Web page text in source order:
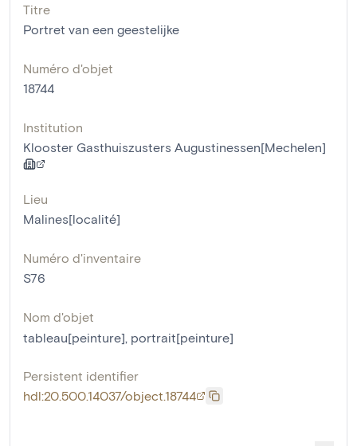
Titre
Portret van een geestelijke
Numéro d'objet
18744
Institution
Klooster Gasthuiszusters Augustinessen[Mechelen]
Lieu
Malines[localité]
Numéro d'inventaire
S76
Nom d'objet
tableau[peinture], portrait[peinture]
Persistent identifier
hdl:20.500.14037/object.18744